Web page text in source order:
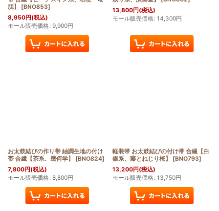
胆】
[BNO853]
8,950円(税込)
モール販売価格: 9,900円
13,800円(税込)
モール販売価格: 14,300円
お太鼓結びの作り帯 紬調生地の付け
帯 合繊【茶系、幾何学】
[BNO824]
7,800円(税込)
モール販売価格: 8,800円
軽装帯 お太鼓結びの付け帯 合繊【白
銀系、藤とねじり桜】
[BNO793]
13,200円(税込)
モール販売価格: 13,750円